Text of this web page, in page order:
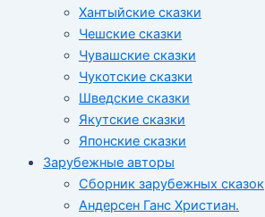
Хантыйские сказки
Чешские сказки
Чувашские сказки
Чукотские сказки
Шведские сказки
Якутские сказки
Японские сказки
Зарубежные авторы
Сборник зарубежных сказок
Андерсен Ганс Христиан.